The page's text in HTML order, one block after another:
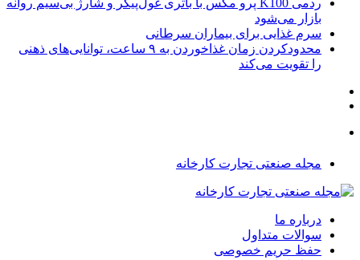
بازار می‌شود
سرم غذایی برای بیماران سرطانی
محدودکردن زمان غذاخوردن به ۹ ساعت، توانایی‌های ذهنی
را تقویت می‌کند
مجله صنعتی تجارت کارخانه
درباره ما
سوالات متداول
حفظ حریم خصوصی